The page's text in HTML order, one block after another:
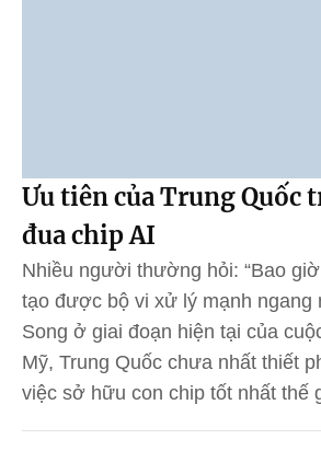
Ưu tiên của Trung Quốc
đua chip AI
Nhiều người thường hỏi: “Bao
tạo được bộ vi xử lý mạnh ngang
Song ở giai đoạn hiện tại của
Mỹ, Trung Quốc chưa nhất thiết
việc sở hữu con chip tốt nhất thế